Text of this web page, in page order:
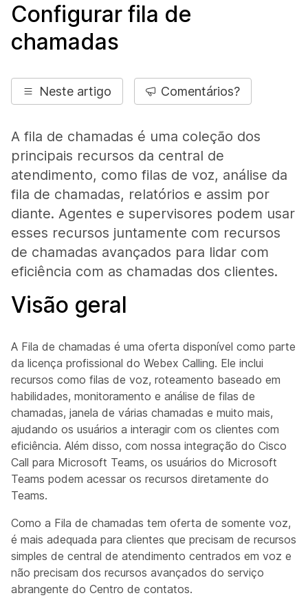
Configurar fila de
chamadas
Neste artigo Comentários?
A fila de chamadas é uma coleção dos
principais recursos da central de
atendimento, como filas de voz, análise da
fila de chamadas, relatórios e assim por
diante. Agentes e supervisores podem usar
esses recursos juntamente com recursos
de chamadas avançados para lidar com
eficiência com as chamadas dos clientes.
Visão geral
A Fila de chamadas é uma oferta disponível como parte
da licença profissional do Webex Calling. Ele inclui
recursos como filas de voz, roteamento baseado em
habilidades, monitoramento e análise de filas de
chamadas, janela de várias chamadas e muito mais,
ajudando os usuários a interagir com os clientes com
eficiência. Além disso, com nossa integração do Cisco
Call para Microsoft Teams, os usuários do Microsoft
Teams podem acessar os recursos diretamente do
Teams.
Como a Fila de chamadas tem oferta de somente voz,
é mais adequada para clientes que precisam de recursos
simples de central de atendimento centrados em voz e
não precisam dos recursos avançados do serviço
abrangente do Centro de contatos.